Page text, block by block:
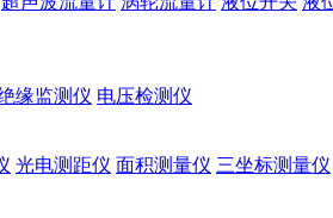
缘监测仪 电压检测仪
光电测距仪 面积测量仪 三坐标测量仪